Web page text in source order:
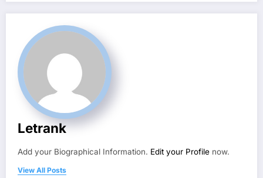
Letrank
Add your Biographical Information. Edit your Profile now.
View All Posts